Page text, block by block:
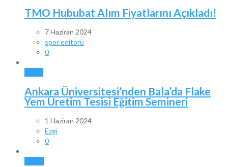
TMO Hububat Alım Fiyatlarını Açıkladı!
7 Haziran 2024
spor editörü
0
Ankara Üniversitesi’nden Bala’da Flake
Yem Üretim Tesisi Eğitim Semineri
1 Haziran 2024
Ezgi
0